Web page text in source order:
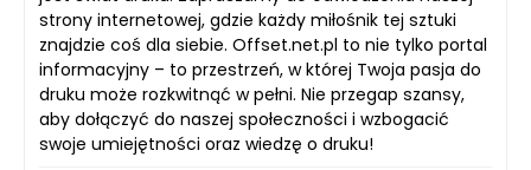
strony internetowej, gdzie każdy miłośnik tej sztuki
znajdzie coś dla siebie. Offset.net.pl to nie tylko portal
informacyjny – to przestrzeń, w której Twoja pasja do
druku może rozkwitnąć w pełni. Nie przegap szansy,
aby dołączyć do naszej społeczności i wzbogacić
swoje umiejętności oraz wiedzę o druku!